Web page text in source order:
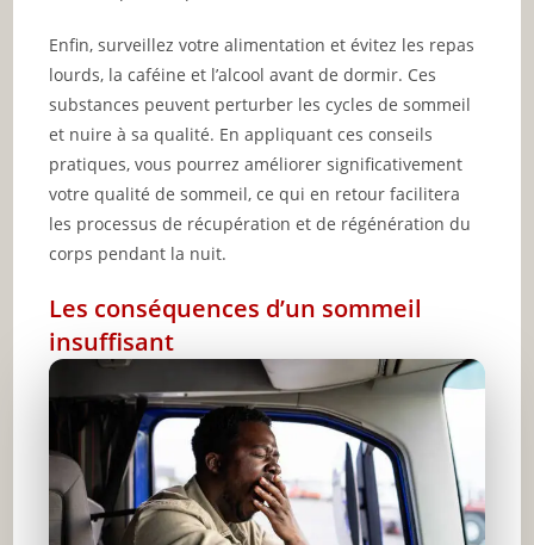
Enfin, surveillez votre alimentation et évitez les repas
lourds, la caféine et l’alcool avant de dormir. Ces
substances peuvent perturber les cycles de sommeil
et nuire à sa qualité. En appliquant ces conseils
pratiques, vous pourrez améliorer significativement
votre qualité de sommeil, ce qui en retour facilitera
les processus de récupération et de régénération du
corps pendant la nuit.
Les conséquences d’un sommeil
insuffisant